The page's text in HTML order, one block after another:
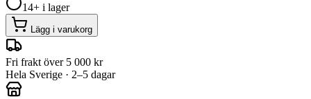
14+ i lager
Lägg i varukorg
Fri frakt över 5 000 kr
Hela Sverige · 2–5 dagar